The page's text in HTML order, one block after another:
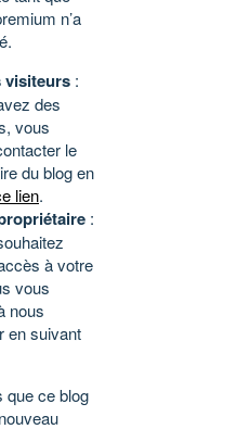
n’a
visiteurs :
des
vous
le
du blog en
lien.
:
à votre
vous
nous
en suivant
que ce blog